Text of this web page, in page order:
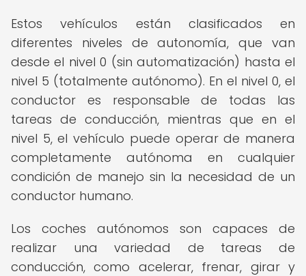
Estos vehículos están clasificados en
diferentes niveles de autonomía, que van
desde el nivel 0 (sin automatización) hasta el
nivel 5 (totalmente autónomo). En el nivel 0, el
conductor es responsable de todas las
tareas de conducción, mientras que en el
nivel 5, el vehículo puede operar de manera
completamente autónoma en cualquier
condición de manejo sin la necesidad de un
conductor humano.
Los coches autónomos son capaces de
realizar una variedad de tareas de
conducción, como acelerar, frenar, girar y